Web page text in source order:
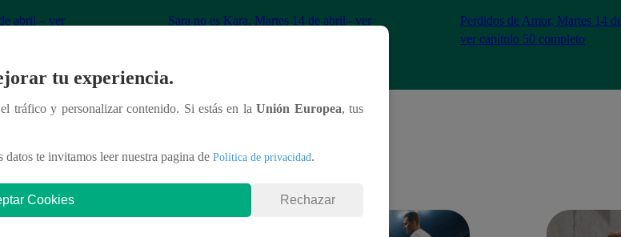
abril – ver
Sara no es Kara, Martes 14 de abril– ver
Perdidos de Amor, Martes 14
ver capítulo 50 completo
tu experiencia.
tráfico y personalizar contenido. Si estás en laUnión Europea, tus
te invitamos leer nuestra pagina de Política de privacidad.
Cookies Rechazar